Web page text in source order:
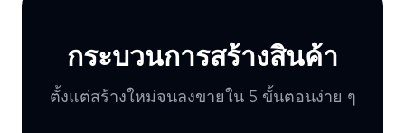
กระบวนการสร้างสินค้า
ตั้งแต่สร้างใหม่จนลงขายใน 5 ขั้นตอนง่าย ๆ